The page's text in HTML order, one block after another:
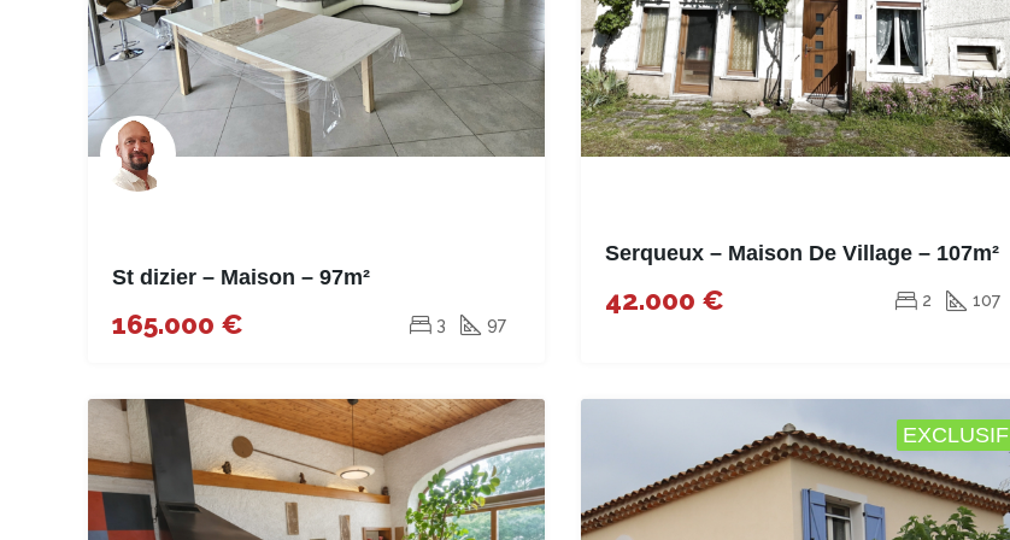
St dizier – Maison – 97m²
165.000 € 3 97
Serqueux – Maison De Village – 107m²
42.000 € 2 107
EXCLUSIF